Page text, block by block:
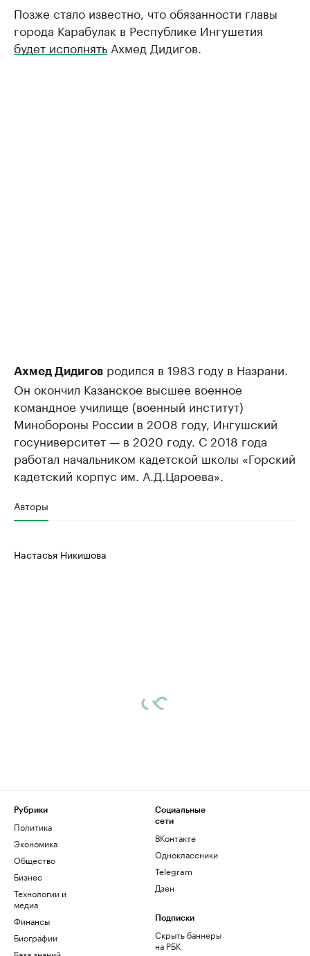
Позже стало известно, что обязанности главы
города Карабулак в Республике Ингушетия
будет исполнять Ахмед Дидигов.
Ахмед Дидигов родился в 1983 году в Назрани.
Он окончил Казанское высшее военное
командное училище (военный институт)
Минобороны России в 2008 году, Ингушский
госуниверситет — в 2020 году. С 2018 года
работал начальником кадетской школы «Горский
кадетский корпус им. А.Д.Цароева».
Авторы
Настасья Никишова
Рубрики
Политика
Экономика
Общество
Бизнес
Технологии и
медиа
Финансы
Биографии
Социальные
сети
ВКонтакте
Одноклассники
Telegram
Дзен
Подписки
Скрыть баннеры
на РБК